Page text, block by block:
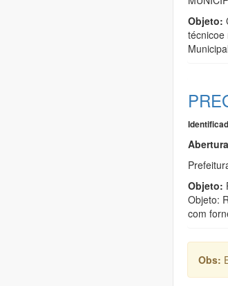
Objeto:
técnicoe
Objeto:
Objeto:
com
Obs: